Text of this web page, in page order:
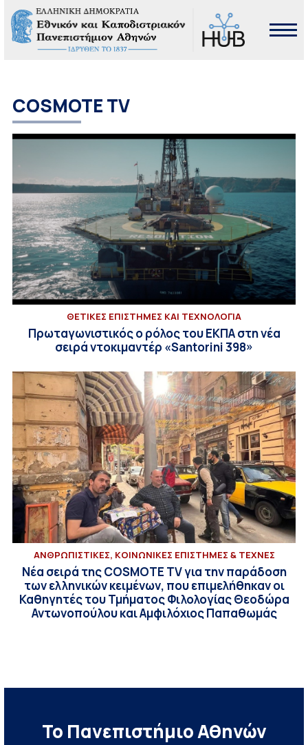
COSMOTE TV
ΘΕΤΙΚΕΣ ΕΠΙΣΤΗΜΕΣ ΚΑΙ ΤΕΧΝΟΛΟΓΙΑ
Πρωταγωνιστικός ο ρόλος του ΕΚΠΑ στη νέα
σειρά ντοκιμαντέρ «Santorini 398»
ΑΝΘΡΩΠΙΣΤΙΚΕΣ, ΚΟΙΝΩΝΙΚΕΣ ΕΠΙΣΤΗΜΕΣ & ΤΕΧΝΕΣ
Νέα σειρά της COSMOTE TV για την παράδοση
των ελληνικών κειμένων, που επιμελήθηκαν οι
Καθηγητές του Τμήματος Φιλολογίας Θεοδώρα
Αντωνοπούλου και Αμφιλόχιος Παπαθωμάς
Το Πανεπιστήμιο Αθηνών